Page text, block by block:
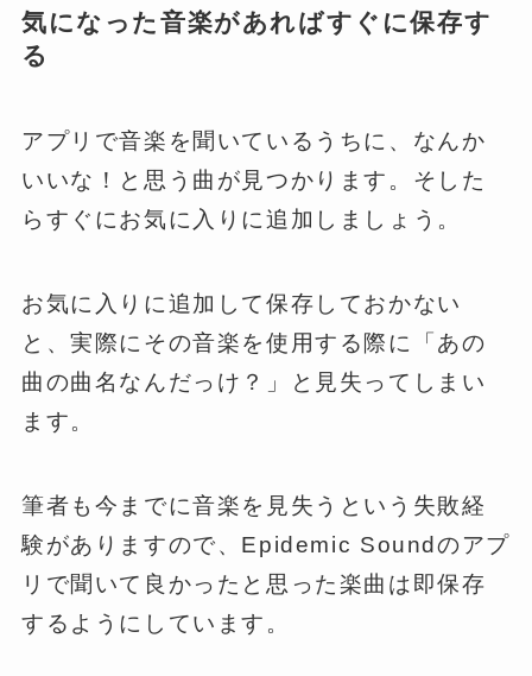
気になった音楽があればすぐに保存す
る
アプリで音楽を聞いているうちに、なんか
いいな！と思う曲が見つかります。そした
らすぐにお気に入りに追加しましょう。
お気に入りに追加して保存しておかない
と、実際にその音楽を使用する際に「あの
曲の曲名なんだっけ？」と見失ってしまい
ます。
筆者も今までに音楽を見失うという失敗経
験がありますので、Epidemic Soundのアプ
リで聞いて良かったと思った楽曲は即保存
するようにしています。